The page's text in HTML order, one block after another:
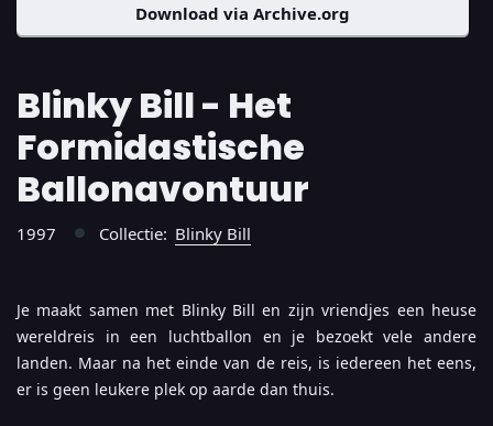
Download via Archive.org
Blinky Bill - Het
Formidastische
Ballonavontuur
1997 ● Collectie: Blinky Bill
Je maakt samen met Blinky Bill en zijn vriendjes een heuse
wereldreis in een luchtballon en je bezoekt vele andere
landen. Maar na het einde van de reis, is iedereen het eens,
er is geen leukere plek op aarde dan thuis.